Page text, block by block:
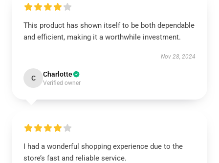
This product has shown itself to be both dependable
and efficient, making it a worthwhile investment.
Nov 28, 2024
C Charlotte
Verified owner
I had a wonderful shopping experience due to the
store’s fast and reliable service.